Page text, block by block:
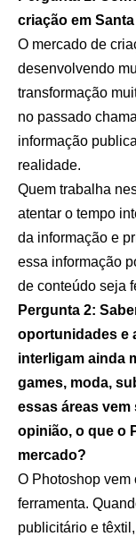
criação em
O mercado de
desenvolvendo
transformação
no passado
informação
realidade.
Quem trabalha
atentar o tempo
da informação e
essa informação
de conteúdo seja
Pergunta 2:
oportunidades e
interligam ainda
games, moda,
essas áreas
opinião, o que o
mercado?
O Photoshop vem
ferramenta.
publicitário e